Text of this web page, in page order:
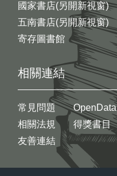
國家書店(另開新視窗)
五南書店(另開新視窗)
寄存圖書館
相關連結
常見問題
相關法規
友善連結
OpenData
得獎書目